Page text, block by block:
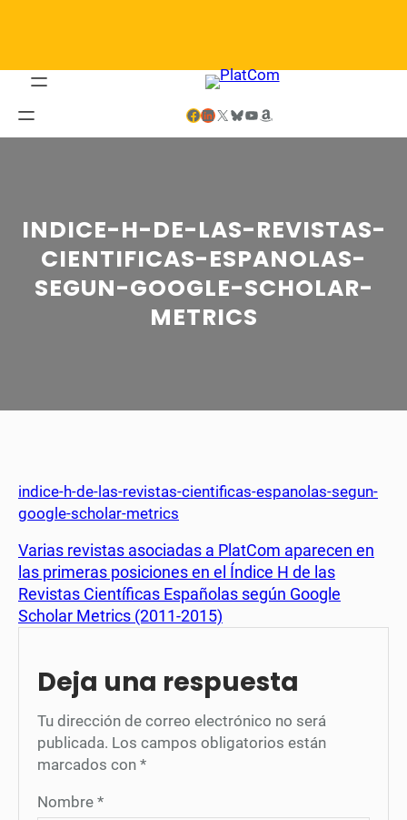
Facebook LinkedIn X Bluesky YouTube Amazon
INDICE-H-DE-LAS-REVISTAS-
CIENTIFICAS-ESPANOLAS-
SEGUN-GOOGLE-SCHOLAR-
METRICS
indice-h-de-las-revistas-cientificas-espanolas-segun-
google-scholar-metrics
Varias revistas asociadas a PlatCom aparecen en
las primeras posiciones en el Índice H de las
Revistas Científicas Españolas según Google
Scholar Metrics (2011-2015)
Deja una respuesta
Tu dirección de correo electrónico no será
publicada. Los campos obligatorios están
marcados con *
Nombre *